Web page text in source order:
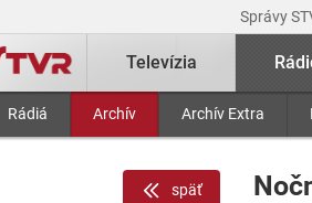
Správy
Televízia
Rádiá Archív Archív Extra
späť